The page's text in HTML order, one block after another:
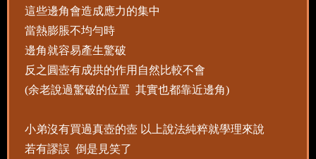
這些邊角會造成應力的集中
當熱膨脹不均勻時
邊角就容易產生驚破
反之圓壺有成拱的作用自然比較不會
(余老說過驚破的位置 其實也都靠近邊角)
小弟沒有買過真壺的壺 以上說法純粹就學理來說
若有謬誤 倒是見笑了